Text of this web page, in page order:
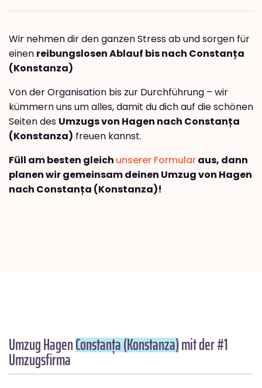
Wir nehmen dir den ganzen Stress ab und sorgen für
einen reibungslosen Ablauf bis nach Constanța
(Konstanza)
Von der Organisation bis zur Durchführung – wir
kümmern uns um alles, damit du dich auf die schönen
Seiten des Umzugs von Hagen nach Constanța
(Konstanza) freuen kannst.
Füll am besten gleich unserer Formularaus, dann
planen wir gemeinsam deinen Umzug von Hagen
nach Constanța (Konstanza)!
Umzug HagenConstanța (Konstanza)mit der #1
Umzugsfirma